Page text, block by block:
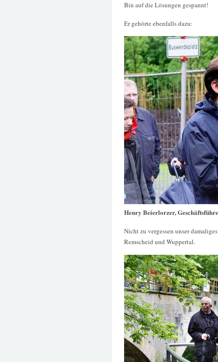
Bin auf die Lösungen gespannt!
Er gehörte ebenfalls dazu:
Henry Beierlorzer,
Nicht zu vergessen unser
Remscheid und Wuppertal.